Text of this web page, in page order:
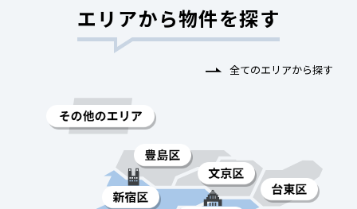
エリアから物件を探す
全てのエリアから探す